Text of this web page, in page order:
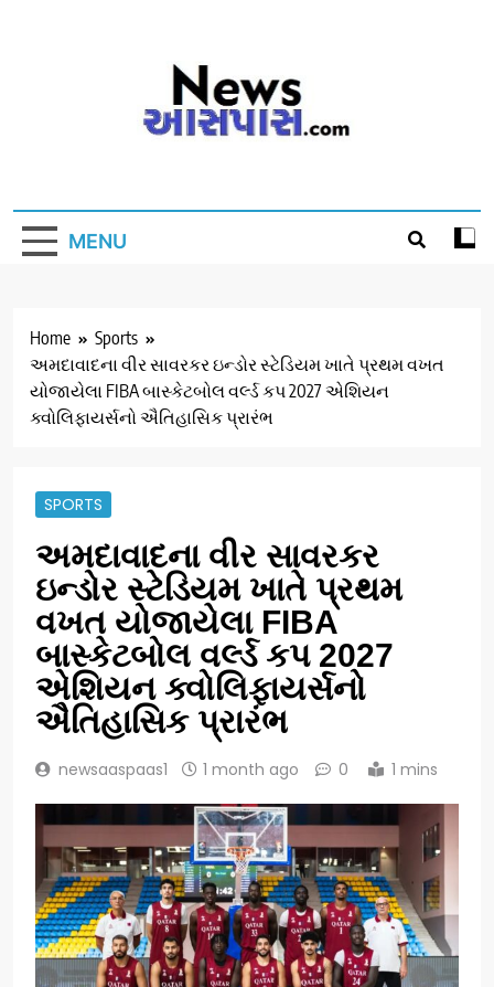
MENU
Home
Sports
અમદાવાદના વીર સાવરકર ઇન્ડોર સ્ટેડિયમ ખાતે પ્રથમ વખત
યોજાયેલા FIBA બાસ્કેટબોલ વર્લ્ડ કપ 2027 એશિયન
ક્વોલિફાયર્સનો ઐતિહાસિક પ્રારંભ
SPORTS
અમદાવાદના વીર સાવરકર
ઇન્ડોર સ્ટેડિયમ ખાતે પ્રથમ
વખત યોજાયેલા FIBA
બાસ્કેટબોલ વર્લ્ડ કપ 2027
એશિયન ક્વોલિફાયર્સનો
ઐતિહાસિક પ્રારંભ
newsaaspaas1 1 month ago 0 1 mins